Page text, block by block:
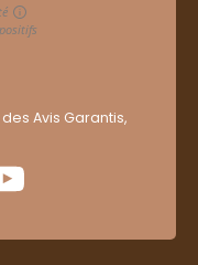
Avis Garantis,